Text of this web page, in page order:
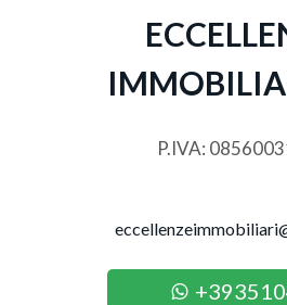
P.IVA:
Balcone/Terrazzo